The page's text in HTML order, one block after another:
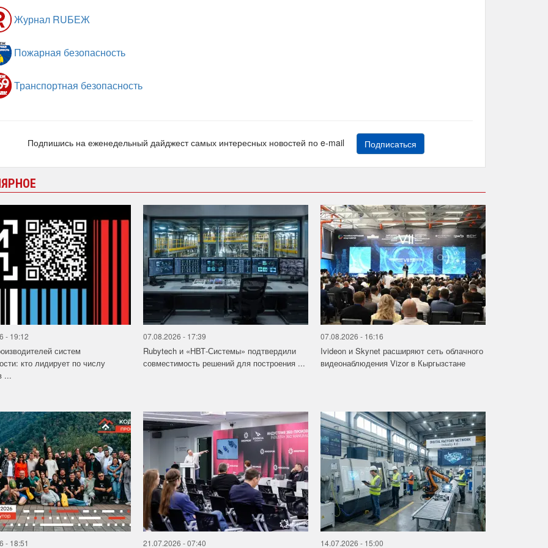
Журнал RUБЕЖ
Пожарная безопасность
Транспортная безопасность
Подпишись на еженедельный дайджест самых интересных новостей по e-mail Подписаться
- 19:12
систем
кто лидирует по числу
...
07.08.2026 - 17:39
Rubytech и «НВТ-Системы» подтвердили
совместимость решений для построения ...
07.08.2026 - 16:16
Ivideon и Skynet расширяют сеть облачного
видеонаблюдения Vizor в Кыргызстане
- 18:51 21.07.2026 - 07:40 14.07.2026 - 15:00